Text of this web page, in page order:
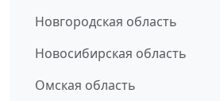
Новгородская область
Новосибирская область
Омская область